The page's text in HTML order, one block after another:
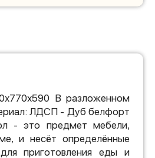
В разложенном
ЛДСП - Дуб белфорт
- это предмет мебели,
и несёт определённые
приготовления еды и